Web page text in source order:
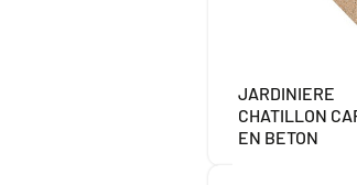
JARDINIERE
CHATILLON
EN BETON